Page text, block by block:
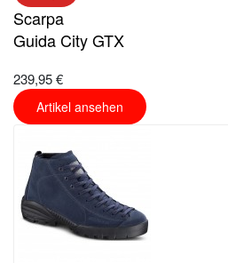
Scarpa
Guida City GTX
239,95 €
Artikel ansehen